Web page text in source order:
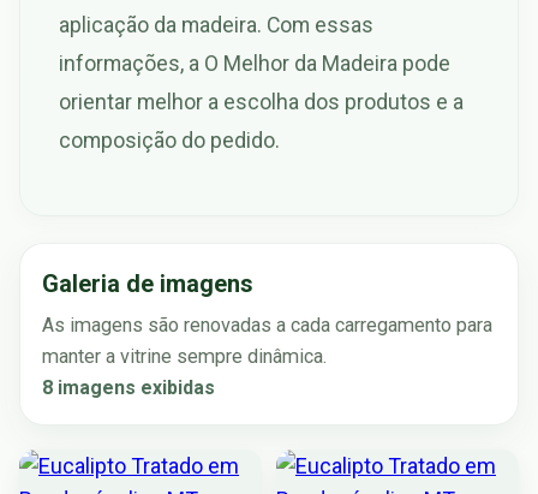
aplicação da madeira. Com essas
informações, a O Melhor da Madeira pode
orientar melhor a escolha dos produtos e a
composição do pedido.
Galeria de imagens
As imagens são renovadas a cada carregamento para
manter a vitrine sempre dinâmica.
8 imagens exibidas